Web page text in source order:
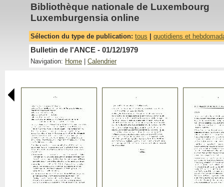
Bibliothèque nationale de Luxembourg
Luxemburgensia online
Sélection du type de publication: tous quotidiens et
Bulletin de l'ANCE - 01/12/1979
Navigation: Home Calendrier